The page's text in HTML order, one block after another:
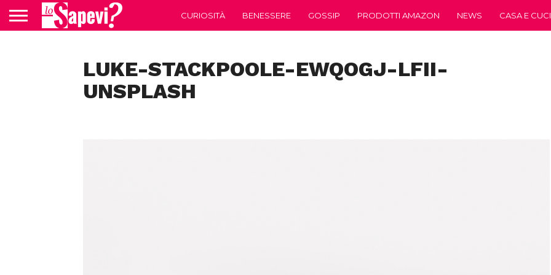
CURIOSITÀ BENESSERE GOSSIP PRODOTTI AMAZON NEWS CASA E
LUKE-STACKPOOLE-EWQOGJ-LFII-
UNSPLASH